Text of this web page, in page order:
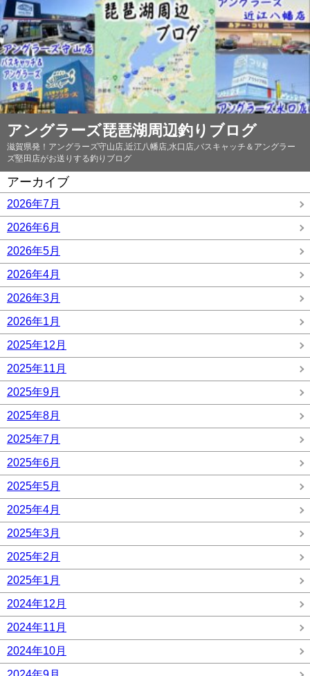
アングラーズ琵琶湖周辺釣りブログ
滋賀県発！アングラーズ守山店,近江八幡店,水口店,バスキャッチ＆アングラー
ズ堅田店がお送りする釣りブログ
アーカイブ
2026年7月
2026年6月
2026年5月
2026年4月
2026年3月
2026年1月
2025年12月
2025年11月
2025年9月
2025年8月
2025年7月
2025年6月
2025年5月
2025年4月
2025年3月
2025年2月
2025年1月
2024年12月
2024年11月
2024年10月